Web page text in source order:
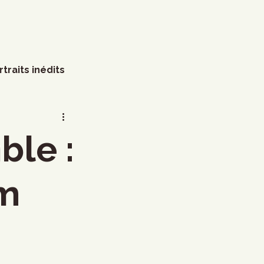
inédits
Arts visuels
Marathon
: